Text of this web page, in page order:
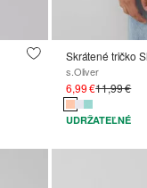
Skrátené tričko
s.Oliver
6,99 €11,99 €
UDRŽATEĽNÉ